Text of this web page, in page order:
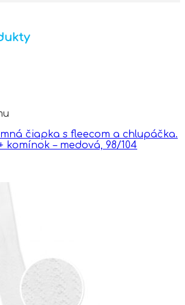
čiapka s fleecom a chlupáčka.
– medová, 98/104